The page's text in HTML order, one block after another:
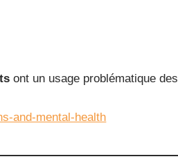
ont un usage problématique des
and-mental-health